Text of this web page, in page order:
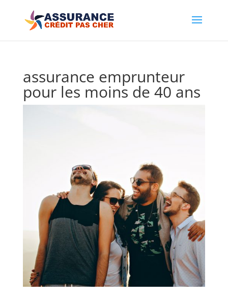
assurance emprunteur
pour les moins de 40 ans